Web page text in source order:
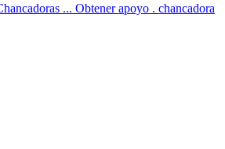
... Obtener apoyo . chancadora